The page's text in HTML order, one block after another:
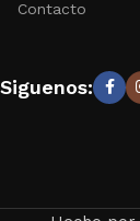
Contacto
Siguenos: